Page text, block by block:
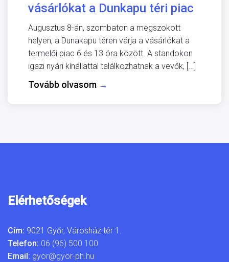
vásárlókat a Dunkapu téri piac
Augusztus 8-án, szombaton a megszokott
helyen, a Dunakapu téren várja a vásárlókat a
termelői piac 6 és 13 óra között. A standokon
igazi nyári kínállattal találkozhatnak a vevők, […]
Tovább olvasom →
Elérhetőségek
Cím: 9021 Győr, Városház tér 1.
Telefon: 06 (96) 500 100
Email: gyor@gyor-ph.hu